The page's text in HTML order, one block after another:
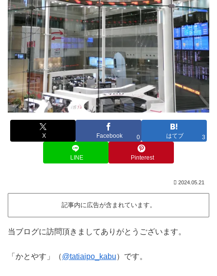
X Facebook 0 はてブ 3
LINE Pinterest
2024.05.21
記事内に広告が含まれています。
当ブログに訪問頂きましてありがとうございます。
「かとやす」（@tatiaipo_kabu）です。